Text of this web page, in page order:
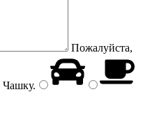
Пожалуйста,
Чашку.